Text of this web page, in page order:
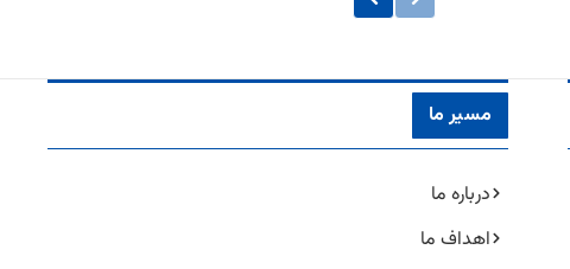
مسیر ما
درباره ما
اهداف ما